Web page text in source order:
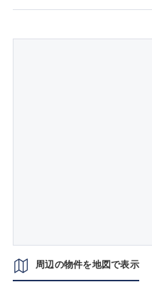
周辺の物件を地図で表示